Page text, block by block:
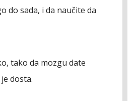
do sada, i da naučite da
tako da mozgu date
dosta.